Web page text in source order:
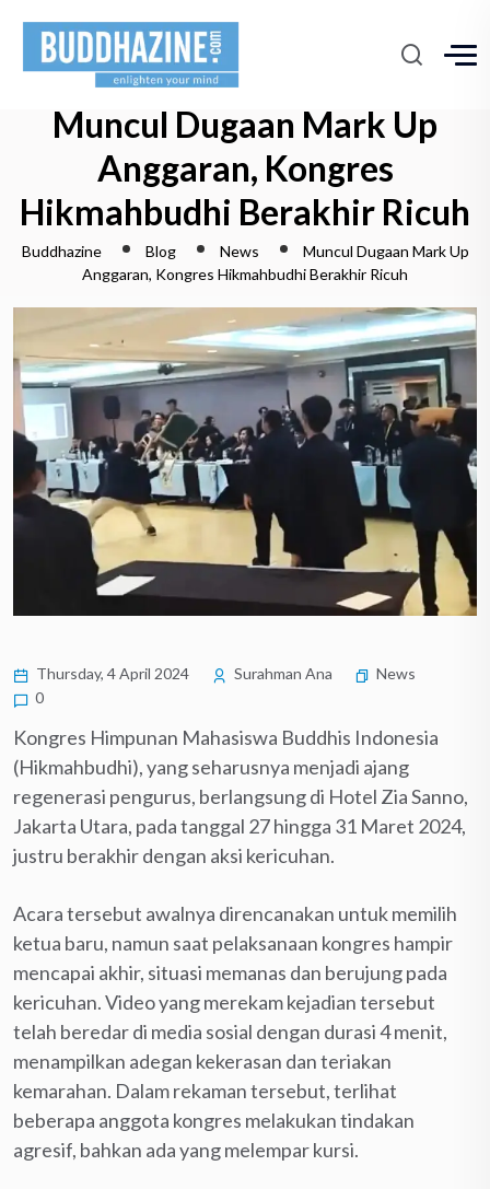
Muncul Dugaan Mark Up
Anggaran, Kongres
Hikmahbudhi Berakhir Ricuh
Buddhazine Blog News
Muncul Dugaan Mark Up
Anggaran, Kongres Hikmahbudhi Berakhir Ricuh
Thursday, 4 April 2024 Surahman Ana
News
0
Kongres Himpunan Mahasiswa Buddhis Indonesia
(Hikmahbudhi), yang seharusnya menjadi ajang
regenerasi pengurus, berlangsung di Hotel Zia Sanno,
Jakarta Utara, pada tanggal 27 hingga 31 Maret 2024,
justru berakhir dengan aksi kericuhan.
Acara tersebut awalnya direncanakan untuk memilih
ketua baru, namun saat pelaksanaan kongres hampir
mencapai akhir, situasi memanas dan berujung pada
kericuhan. Video yang merekam kejadian tersebut
telah beredar di media sosial dengan durasi 4 menit,
menampilkan adegan kekerasan dan teriakan
kemarahan. Dalam rekaman tersebut, terlihat
beberapa anggota kongres melakukan tindakan
agresif, bahkan ada yang melempar kursi.